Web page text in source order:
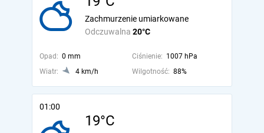
Odczuwalna 20°C
Zachmurzenie umiarkowane
Opad: 0 mm Ciśnienie: 1007 hPa
Wiatr:
4 km/h Wilgotność: 88%
01:00
19°C